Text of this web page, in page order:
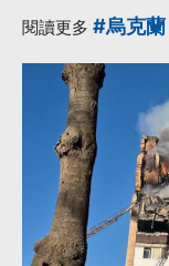
閱讀更多 #烏克蘭